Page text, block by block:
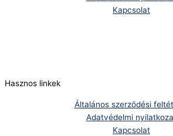
Kapcsolat
Hasznos linkek
Általános szerződési
Adatvédelmi
Kapcsolat